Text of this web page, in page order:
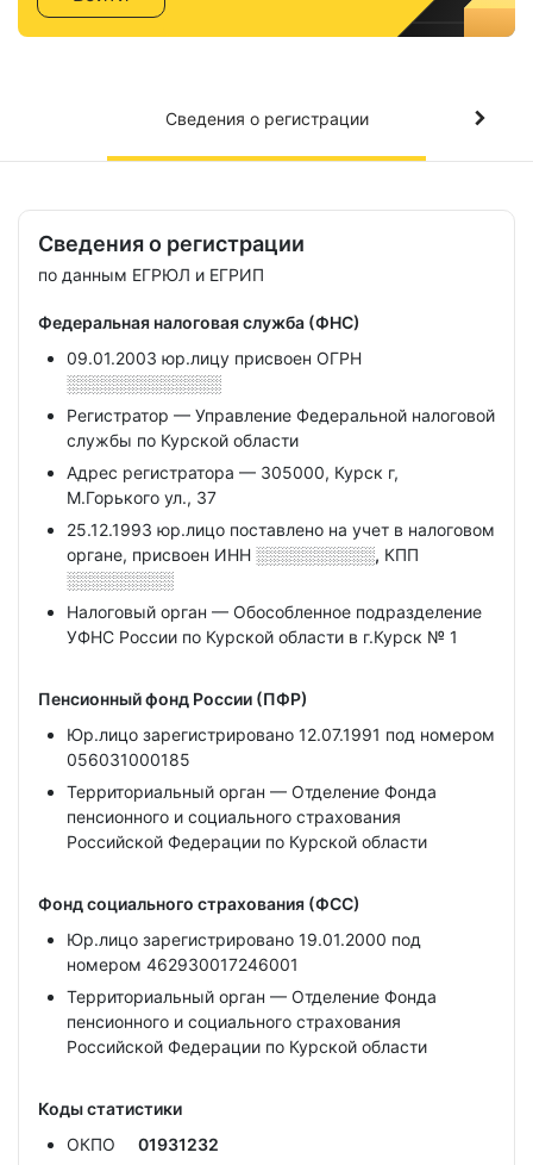
Сведения о регистрации
Сведения о регистрации
по данным ЕГРЮЛ и ЕГРИП
Федеральная налоговая служба (ФНС)
09.01.2003 юр.лицу присвоен ОГРН
░░░░░░░░░░░░░
Регистратор — Управление Федеральной налоговой
службы по Курской области
Адрес регистратора — 305000, Курск г,
М.Горького ул., 37
25.12.1993 юр.лицо поставлено на учет в налоговом
органе, присвоен ИНН ░░░░░░░░░░, КПП
░░░░░░░░░
Налоговый орган — Обособленное подразделение
УФНС России по Курской области в г.Курск № 1
Пенсионный фонд России (ПФР)
Юр.лицо зарегистрировано 12.07.1991 под номером
056031000185
Территориальный орган — Отделение Фонда
пенсионного и социального страхования
Российской Федерации по Курской области
Фонд социального страхования (ФСС)
Юр.лицо зарегистрировано 19.01.2000 под
номером 462930017246001
Территориальный орган — Отделение Фонда
пенсионного и социального страхования
Российской Федерации по Курской области
Коды статистики
ОКПО
01931232